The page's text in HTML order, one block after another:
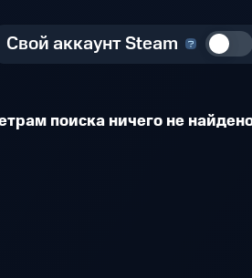
Свой аккаунт Steam
поиска ничего не